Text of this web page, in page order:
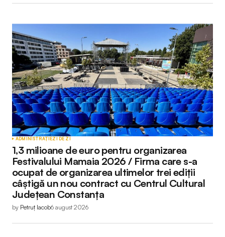
ADMINISTRAȚIEZI DE ZI
1,3 milioane de euro pentru organizarea
Festivalului Mamaia 2026 / Firma care s-a
ocupat de organizarea ultimelor trei ediții
câștigă un nou contract cu Centrul Cultural
Județean Constanța
by Petruț Iacob6 august 2026